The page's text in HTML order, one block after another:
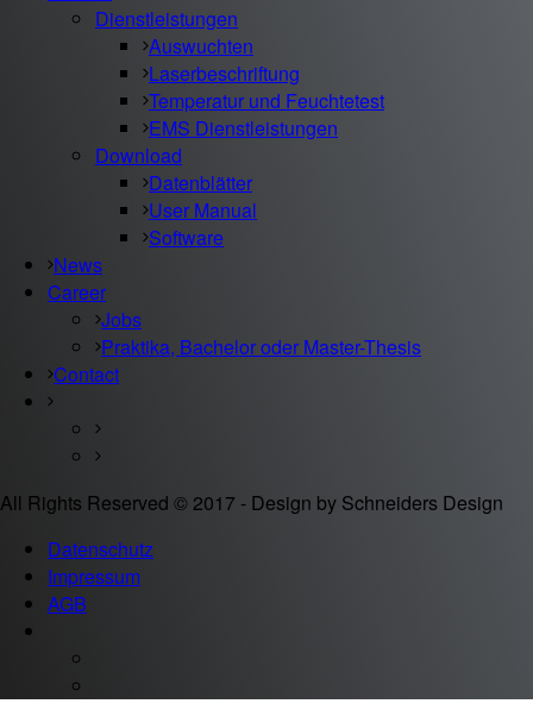
Dienstleistungen
Auswuchten
Laserbeschriftung
Temperatur und Feuchtetest
EMS Dienstleistungen
Download
Datenblätter
User Manual
Software
News
Career
Jobs
Praktika, Bachelor oder Master-Thesis
Contact
All Rights Reserved © 2017 - Design by Schneiders Design
Datenschutz
Impressum
AGB